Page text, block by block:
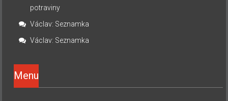
potraviny
Václav: Seznamka
Václav: Seznamka
Menu